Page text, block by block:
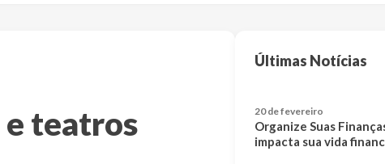
teatros
Últimas Notícias
20 de fevereiro
Organize Suas
impacta sua vida